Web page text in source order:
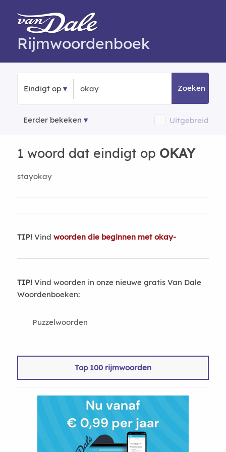
Rijmwoordenboek
Eindigt op Zoeken
Eerder bekeken Uitgebreid
1 woord dat eindigt op OKAY
stayokay
TIP!Vind woorden die beginnen met okay-
TIP!Vind woorden in onze nieuwe gratis Van Dale
Woordenboeken:
Puzzelwoorden
Top 100 rijmwoorden